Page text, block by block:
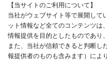
【当サイトのご利用について】
当社がウェブサイト等で展開して
ット情報など全てのコンテンツは
情報提供を目的としたものであり
また、当社が信頼できると判断し
報提供者のものも含みます）によ